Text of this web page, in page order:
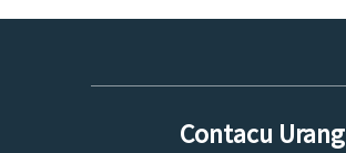
Contacu Urang